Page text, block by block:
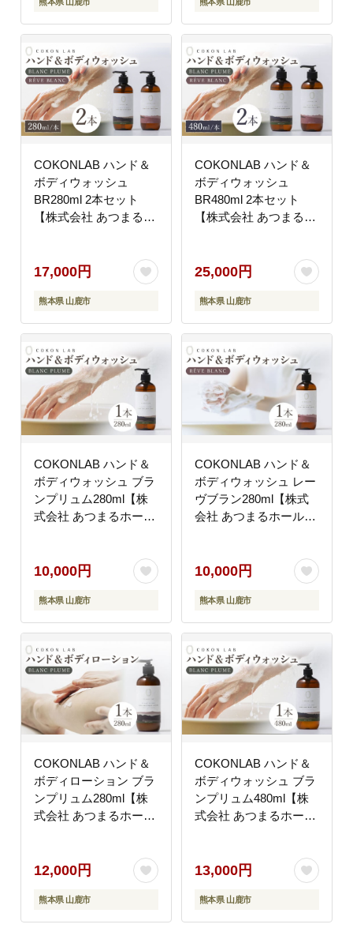
COKONLAB ハンド＆
ボディウォッシュ
BR280ml 2本セット
【株式会社 あつまるホ
17,000円
熊本県 山鹿市
COKONLAB ハンド＆
ボディウォッシュ
BR480ml 2本セット
【株式会社 あつまるホ
25,000円
熊本県 山鹿市
COKONLAB ハンド＆
ボディウォッシュ ブラ
ンプリュム280ml【株
式会社 あつまるホール
10,000円
熊本県 山鹿市
COKONLAB ハンド＆
ボディウォッシュ レー
ヴブラン280ml【株式
会社 あつまるホールデ
10,000円
熊本県 山鹿市
COKONLAB ハンド＆
ボディローション ブラ
ンプリュム280ml【株
式会社 あつまるホール
12,000円
熊本県 山鹿市
COKONLAB ハンド＆
ボディウォッシュ ブラ
ンプリュム480ml【株
式会社 あつまるホール
13,000円
熊本県 山鹿市